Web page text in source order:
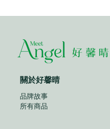
關於好馨晴
品牌故事
所有商品